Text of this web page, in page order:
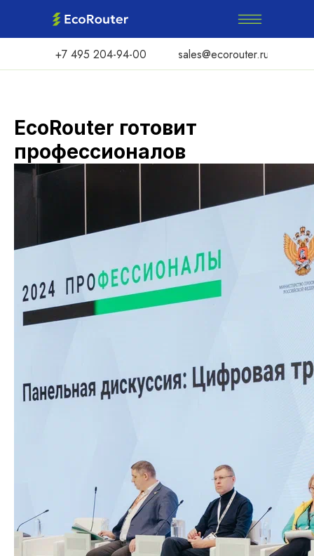
+7 495 204-94-00 sales@ecorouter.ru
EcoRouter готовит
профессионалов